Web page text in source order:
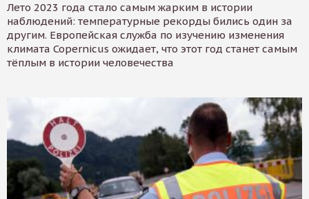
Лето 2023 года стало самым жарким в истории
наблюдений: температурные рекорды бились один за
другим. Европейская служба по изучению изменения
климата Copernicus ожидает, что этот год станет самым
тёплым в истории человечества